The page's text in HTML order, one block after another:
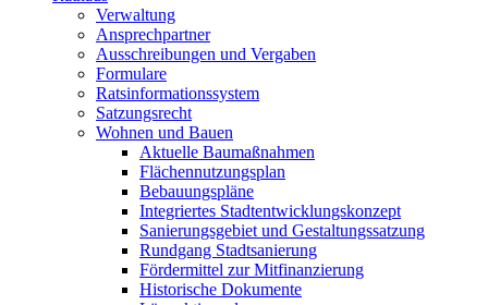
Verwaltung
Ansprechpartner
Ausschreibungen und Vergaben
Formulare
Ratsinformationssystem
Satzungsrecht
Wohnen und Bauen
Aktuelle Baumaßnahmen
Flächennutzungsplan
Bebauungspläne
Integriertes Stadtentwicklungskonzept
Sanierungsgebiet und Gestaltungssatzung
Rundgang Stadtsanierung
Fördermittel zur Mitfinanzierung
Historische Dokumente